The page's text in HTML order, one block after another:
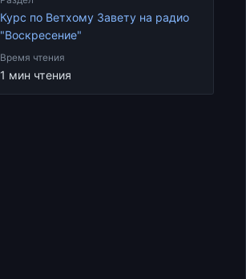
Курс по Ветхому Завету на радио
"Воскресение"
Время чтения
1 мин чтения